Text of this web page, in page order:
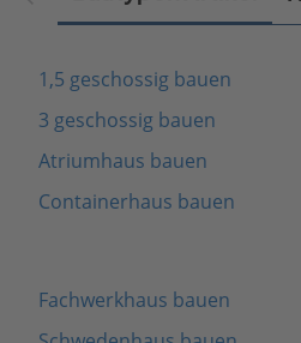
1,5 geschossig bauen
3 geschossig bauen
Atriumhaus bauen
Containerhaus bauen
Fachwerkhaus bauen